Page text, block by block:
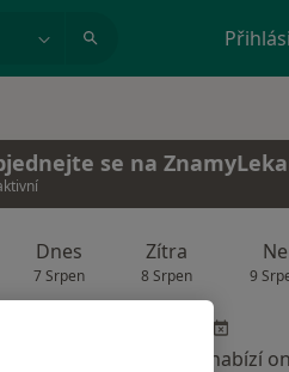
se na
Dnes
7 Srpen
Zítra
8 Srpen
Ne
9
Tento specialista nenabízí